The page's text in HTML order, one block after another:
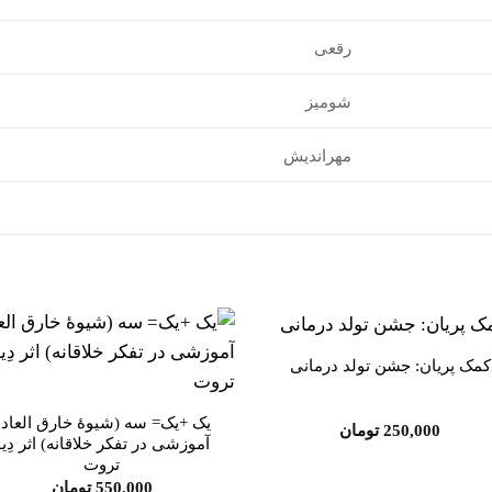
رقعی
شومیز
مهراندیش
افزودنکمک پریان: جشن تولد درمانی
250,000 تومان
یک +یک= سه (شیوۀ خارق
آموزشی در تفکر خلاقانه) اثر
تروت
550,000 تومان